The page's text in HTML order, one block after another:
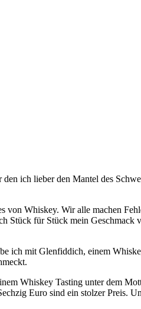
ich lieber den Mantel des
von Whiskey. Wir alle machen
Stück für Stück mein
ich mit Glenfiddich, einem
Whiskey Tasting unter dem
Euro sind ein stolzer